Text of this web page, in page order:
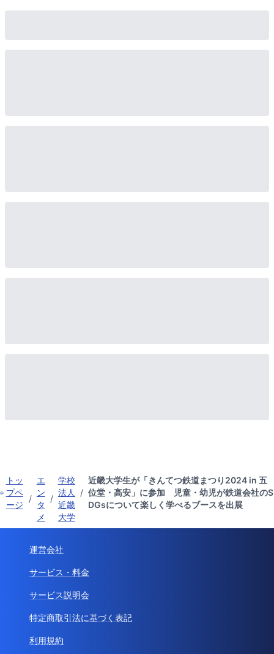
トッ
プペ
ージ
/
エ
ン
タ
メ
/
学校
法人
近畿
大学
/
近畿大学生が「きんてつ鉄道まつり2024 in 五
位堂・高安」に参加 児童・幼児が鉄道会社のS
DGsについて楽しく学べるブースを出展
運営会社
サービス・料金
サービス説明会
特定商取引法に基づく表記
利用規約